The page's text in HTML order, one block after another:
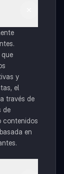
y
el
través de
de
contenidos
en